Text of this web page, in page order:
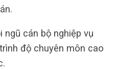
ngũ cán bộ nghiệp vụ
độ chuyên môn cao